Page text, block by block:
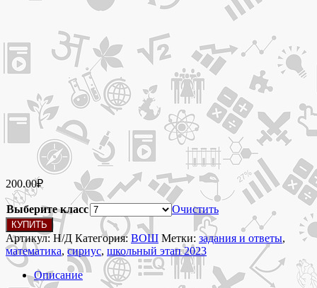
200.00₽
Выберите класс
Очистить
Количество
товара
17
октября
2023
КУПИТЬ
Артикул: Н/Д Категория: ВОШ Метки: задания и ответы,
математика, сириус, школьный этап 2023
Описание